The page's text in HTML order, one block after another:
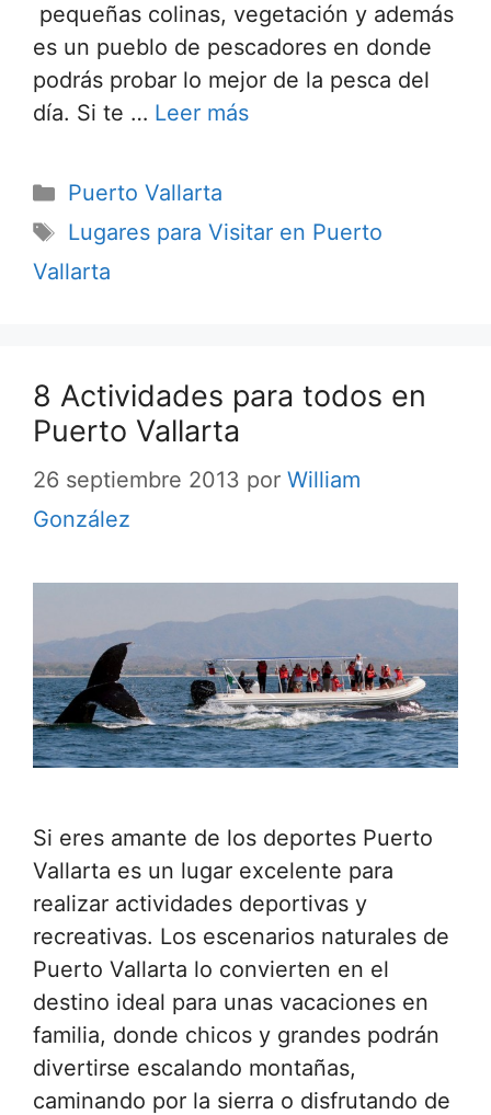
pequeñas colinas, vegetación y además
es un pueblo de pescadores en donde
podrás probar lo mejor de la pesca del
día. Si te … Leer más
Categorías
Puerto Vallarta
Etiquetas
Lugares para Visitar en Puerto
Vallarta
8 Actividades para todos en
Puerto Vallarta
26 septiembre 2013 por William
González
Si eres amante de los deportes Puerto
Vallarta es un lugar excelente para
realizar actividades deportivas y
recreativas. Los escenarios naturales de
Puerto Vallarta lo convierten en el
destino ideal para unas vacaciones en
familia, donde chicos y grandes podrán
divertirse escalando montañas,
caminando por la sierra o disfrutando de